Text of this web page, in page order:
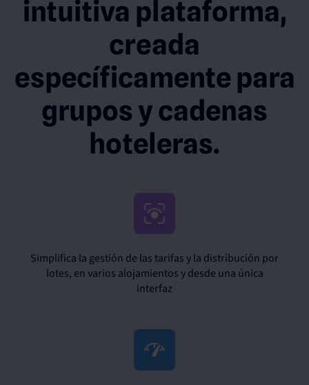
intuitiva plataforma,
creada
específicamente para
grupos y cadenas
hoteleras.
Simplifica la gestión de las tarifas y la distribución por
lotes, en varios alojamientos y desde una única
interfaz